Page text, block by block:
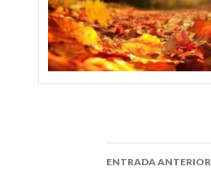
ENTRADA ANTERIOR